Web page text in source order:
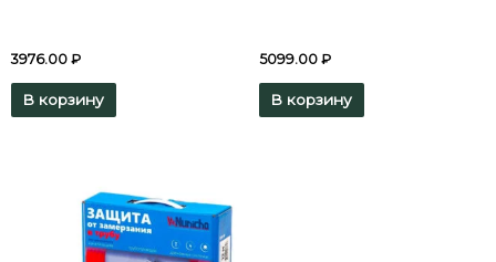
3976.00 ₽
В корзину
5099.00 ₽
В корзину